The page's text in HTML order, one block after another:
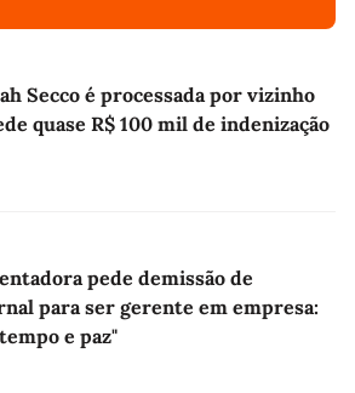
Secco é processada por vizinho
quase R$ 100 mil de indenização
pede demissão de
para ser gerente em empresa:
e paz"